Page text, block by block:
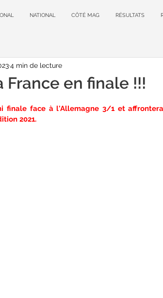
NATIONAL CÔTÉ MAG RÉSULTATS
France en finale !!!
4 min de lecture
finale face à l'Allemagne 3/1 et
2021.